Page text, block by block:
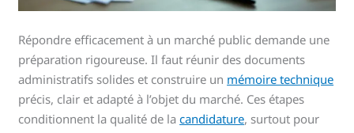
Répondre efficacement à un marché public demande une
préparation rigoureuse. Il faut réunir des documents
administratifs solides et construire un mémoire technique
précis, clair et adapté à l’objet du marché. Ces étapes
conditionnent la qualité de lacandidature, surtout pour